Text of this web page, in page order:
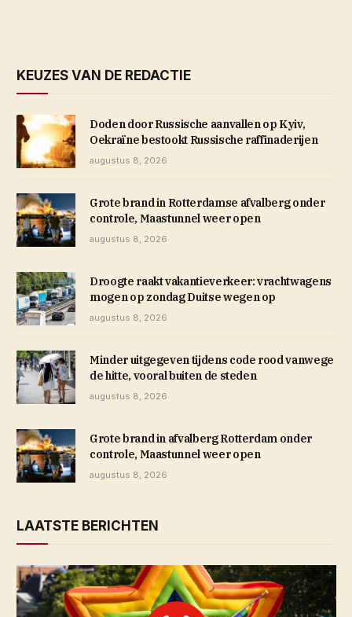
KEUZES VAN DE REDACTIE
Doden door Russische aanvallen op Kyiv,
Oekraïne bestookt Russische raffinaderijen
augustus 8, 2026
Grote brand in Rotterdamse afvalberg onder
controle, Maastunnel weer open
augustus 8, 2026
Droogte raakt vakantieverkeer: vrachtwagens
mogen op zondag Duitse wegen op
augustus 8, 2026
Minder uitgegeven tijdens code rood vanwege
de hitte, vooral buiten de steden
augustus 8, 2026
Grote brand in afvalberg Rotterdam onder
controle, Maastunnel weer open
augustus 8, 2026
LAATSTE BERICHTEN